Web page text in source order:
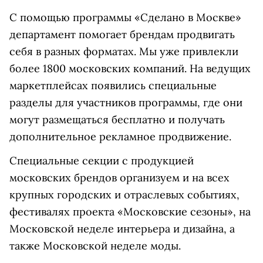
С помощью программы «Сделано в Москве»
департамент помогает брендам продвигать
себя в разных форматах. Мы уже привлекли
более 1800 московских компаний. На ведущих
маркетплейсах появились специальные
разделы для участников программы, где они
могут размещаться бесплатно и получать
дополнительное рекламное продвижение.
Специальные секции с продукцией
московских брендов организуем и на всех
крупных городских и отраслевых событиях,
фестивалях проекта «Московские сезоны», на
Московской неделе интерьера и дизайна, а
также Московской неделе моды.